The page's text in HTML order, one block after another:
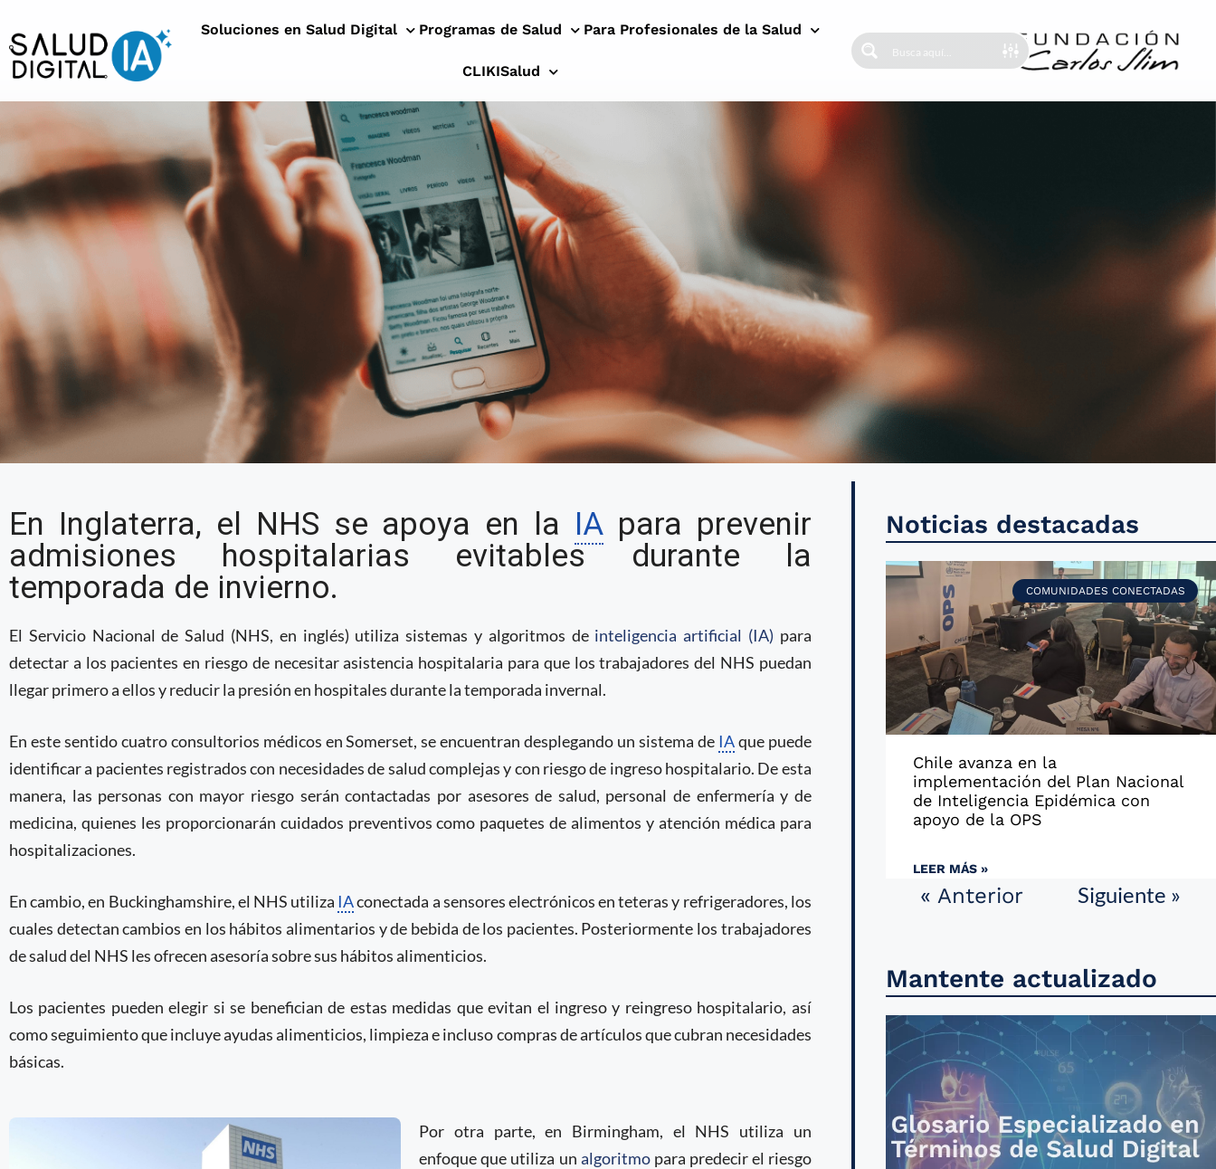
Soluciones en Salud Digital Programas de Salud Para Profesionales de la Salud
CLIKISalud
NHS utiliza soluciones de IA para predecir el
riesgo de admisiones hospitalarias
En Inglaterra, el NHS se apoya en la IA para prevenir
admisiones hospitalarias evitables durante la
temporada de invierno.
El Servicio Nacional de Salud (NHS, en inglés) utiliza sistemas y algoritmos de inteligencia artificial (IA) para
detectar a los pacientes en riesgo de necesitar asistencia hospitalaria para que los trabajadores del NHS puedan
llegar primero a ellos y reducir la presión en hospitales durante la temporada invernal.
En este sentido cuatro consultorios médicos en Somerset, se encuentran desplegando un sistema de IAque puede
identificar a pacientes registrados con necesidades de salud complejas y con riesgo de ingreso hospitalario. De esta
manera, las personas con mayor riesgo serán contactadas por asesores de salud, personal de enfermería y de
medicina, quienes les proporcionarán cuidados preventivos como paquetes de alimentos y atención médica para
hospitalizaciones.
En cambio, en Buckinghamshire, el NHS utiliza IAconectada a sensores electrónicos en teteras y refrigeradores, los
cuales detectan cambios en los hábitos alimentarios y de bebida de los pacientes. Posteriormente los trabajadores
de salud del NHS les ofrecen asesoría sobre sus hábitos alimenticios.
Los pacientes pueden elegir si se benefician de estas medidas que evitan el ingreso y reingreso hospitalario, así
como seguimiento que incluye ayudas alimenticios, limpieza e incluso compras de artículos que cubran necesidades
básicas.
Por otra parte, en Birmingham, el NHS utiliza un
enfoque que utiliza un algoritmopara predecir el riesgo
Noticias destacadas
COMUNIDADES CONECTADAS
Chile avanza en la
implementación del Plan Nacional
de Inteligencia Epidémica con
apoyo de la OPS
LEER MÁS »
« Anterior Siguiente »
Mantente actualizado